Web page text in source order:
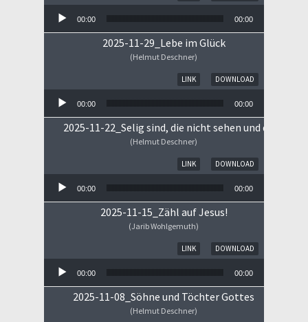
00:00 00:00
2025-11-29_Lebe im Glück
(Helmut Deschner)
DOWNLOAD
LINK
00:00 00:00
2025-11-22_Selig sind, die nicht sehen und doch
(Helmut Deschner)
DOWNLOAD
LINK
00:00 00:00
2025-11-15_Zähl auf Jesus!
(Jarib Wohlgemuth)
DOWNLOAD
LINK
00:00 00:00
2025-11-08_Söhne und Töchter Gottes
(Helmut Deschner)